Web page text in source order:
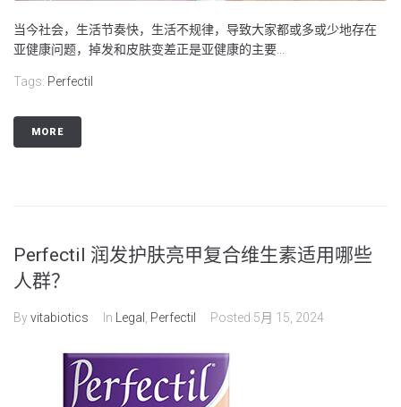
当今社会，生活节奏快，生活不规律，导致大家都或多或少地存在
亚健康问题，掉发和皮肤变差正是亚健康的主要...
Tags: Perfectil
MORE
Perfectil 润发护肤亮甲复合维生素适用哪些
人群？
Byvitabiotics In Legal Perfectil Posted 5月 15, 2024